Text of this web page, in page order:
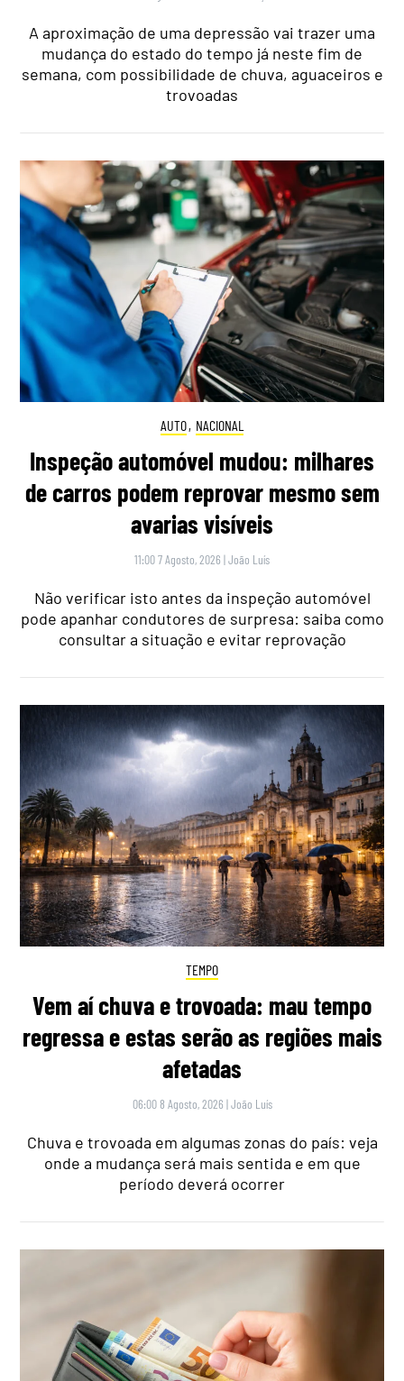
A aproximação de uma depressão vai trazer uma
mudança do estado do tempo já neste fim de
semana, com possibilidade de chuva, aguaceiros e
trovoadas
AUTO, NACIONAL
Inspeção automóvel mudou: milhares
de carros podem reprovar mesmo sem
avarias visíveis
11:00 7 Agosto, 2026 |João Luís
Não verificar isto antes da inspeção automóvel
pode apanhar condutores de surpresa: saiba como
consultar a situação e evitar reprovação
TEMPO
Vem aí chuva e trovoada: mau tempo
regressa e estas serão as regiões mais
afetadas
06:00 8 Agosto, 2026 |João Luís
Chuva e trovoada em algumas zonas do país: veja
onde a mudança será mais sentida e em que
período deverá ocorrer